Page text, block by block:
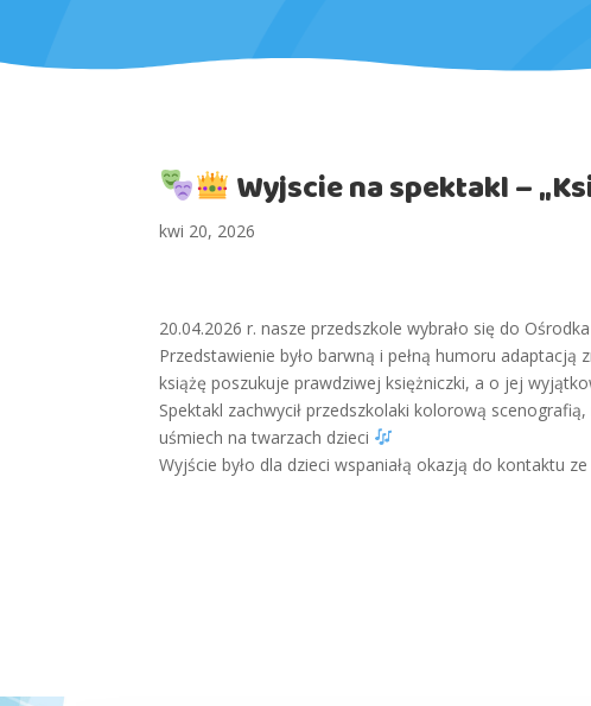
Wyjscie na spektakl –
kwi 20, 2026
20.04.2026 r. nasze przedszkole wybrało się do
Przedstawienie było barwną i pełną humoru
książę poszukuje prawdziwej księżniczki, a o jej
Spektakl zachwycił przedszkolaki kolorową
uśmiech na twarzach dzieci
Wyjście było dla dzieci wspaniałą okazją do kontaktu